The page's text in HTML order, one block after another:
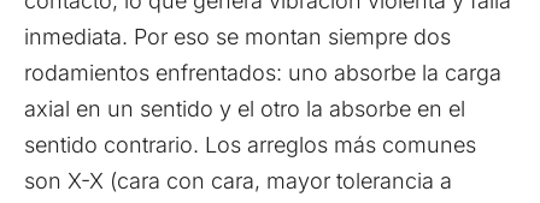
inmediata. Por eso se montan siempre dos
rodamientos enfrentados: uno absorbe la carga
axial en un sentido y el otro la absorbe en el
sentido contrario. Los arreglos más comunes
son X-X (cara con cara, mayor tolerancia a